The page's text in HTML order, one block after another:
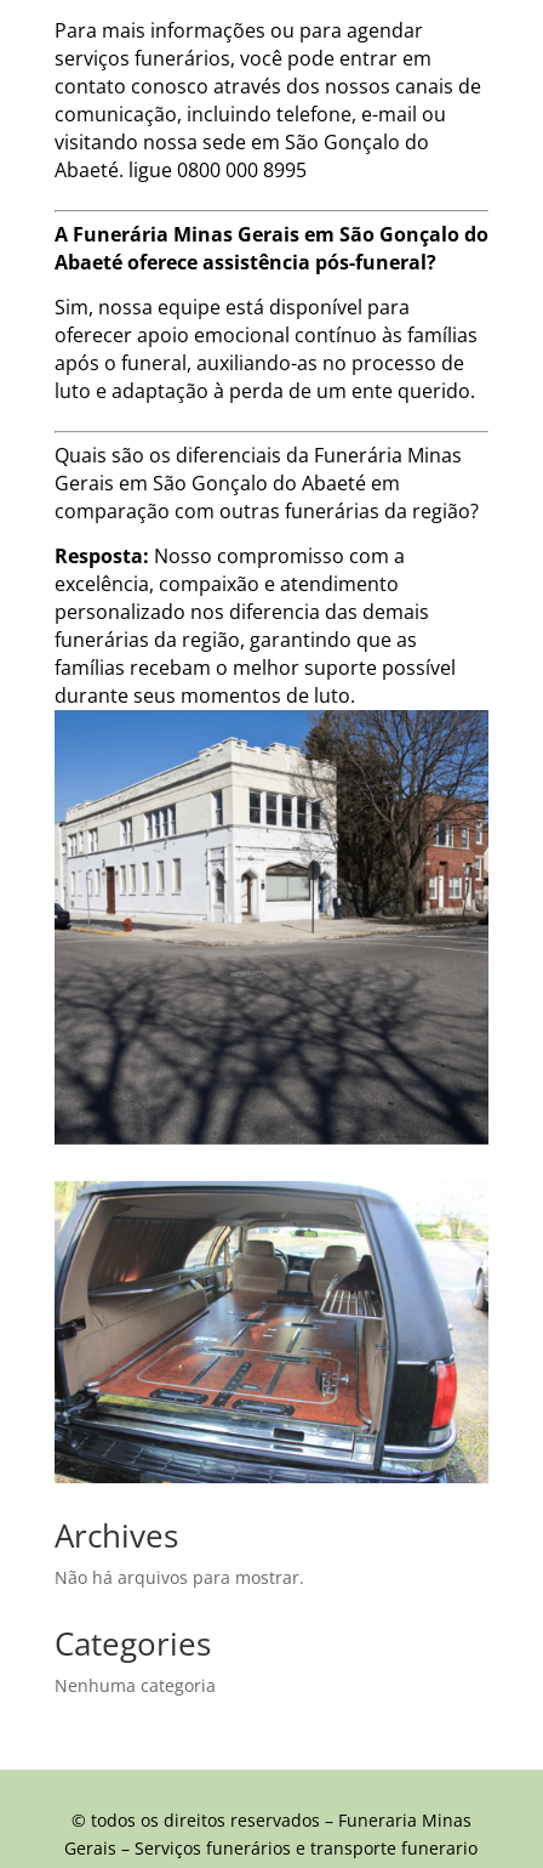
Para mais informações ou para agendar
serviços funerários, você pode entrar em
contato conosco através dos nossos canais de
comunicação, incluindo telefone, e-mail ou
visitando nossa sede em São Gonçalo do
Abaeté. ligue 0800 000 8995
A Funerária Minas Gerais em São Gonçalo do
Abaeté oferece assistência pós-funeral?
Sim, nossa equipe está disponível para
oferecer apoio emocional contínuo às famílias
após o funeral, auxiliando-as no processo de
luto e adaptação à perda de um ente querido.
Quais são os diferenciais da Funerária Minas
Gerais em São Gonçalo do Abaeté em
comparação com outras funerárias da região?
Resposta: Nosso compromisso com a
excelência, compaixão e atendimento
personalizado nos diferencia das demais
funerárias da região, garantindo que as
famílias recebam o melhor suporte possível
durante seus momentos de luto.
Archives
Não há arquivos para mostrar.
Categories
Nenhuma categoria
© todos os direitos reservados – Funeraria Minas
Gerais – Serviços funerários e transporte funerario